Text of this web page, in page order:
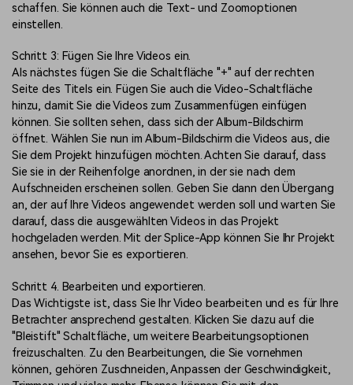
schaffen. Sie können auch die Text- und Zoomoptionen
einstellen.
Schritt 3: Fügen Sie Ihre Videos ein.
Als nächstes fügen Sie die Schaltfläche "+" auf der rechten
Seite des Titels ein. Fügen Sie auch die Video-Schaltfläche
hinzu, damit Sie die Videos zum Zusammenfügen einfügen
können. Sie sollten sehen, dass sich der Album-Bildschirm
öffnet. Wählen Sie nun im Album-Bildschirm die Videos aus, die
Sie dem Projekt hinzufügen möchten. Achten Sie darauf, dass
Sie sie in der Reihenfolge anordnen, in der sie nach dem
Aufschneiden erscheinen sollen. Geben Sie dann den Übergang
an, der auf Ihre Videos angewendet werden soll und warten Sie
darauf, dass die ausgewählten Videos in das Projekt
hochgeladen werden. Mit der Splice-App können Sie Ihr Projekt
ansehen, bevor Sie es exportieren.
Schritt 4. Bearbeiten und exportieren.
Das Wichtigste ist, dass Sie Ihr Video bearbeiten und es für Ihre
Betrachter ansprechend gestalten. Klicken Sie dazu auf die
"Bleistift" Schaltfläche, um weitere Bearbeitungsoptionen
freizuschalten. Zu den Bearbeitungen, die Sie vornehmen
können, gehören Zuschneiden, Anpassen der Geschwindigkeit,